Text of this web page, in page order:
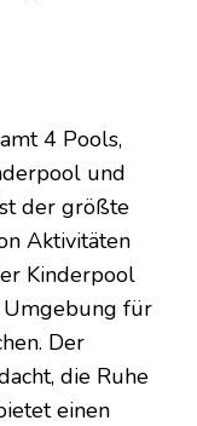
4 Pools,
und
der größte
Aktivitäten
Kinderpool
Umgebung für
Der
die Ruhe
einen